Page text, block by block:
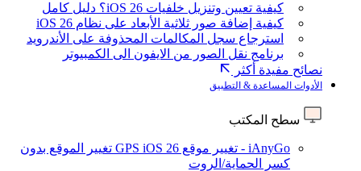
كيفية تعيين وتنزيل خلفيات iOS 26؟ دليل كامل
كيفية إضافة صور ثلاثية الأبعاد على نظام iOS 26
استرجاع سجل المكالمات المحذوفة على الأندرويد
برنامج نقل الصور من الايفون الى الكمبيوتر
نصائح مفيدة أكثر
الأدوات المساعدة & التطبيق
سطح المكتب
iAnyGo - تغيير موقع GPS iOS 26
تغيير الموقع بدون
كسر الحماية/الروت